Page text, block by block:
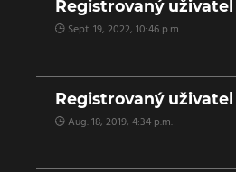
Registrovaný uživatel
Sept. 19, 2022, 10:46 p.m.
Registrovaný uživatel
Aug. 18, 2019, 4:34 p.m.